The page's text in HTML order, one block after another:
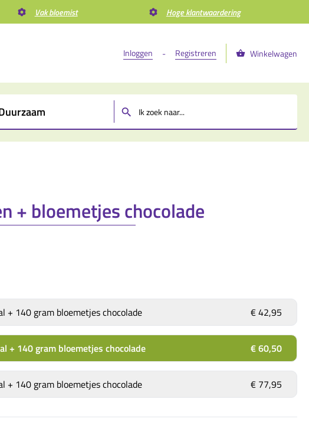
Vak bloemist Hoge klantwaardering
Inloggen - Registreren Winkelwagen
+ bloemetjes chocolade
+ 140 gram bloemetjes chocolade € 42,95
+ 140 gram bloemetjes chocolade € 60,50
+ 140 gram bloemetjes chocolade € 77,95